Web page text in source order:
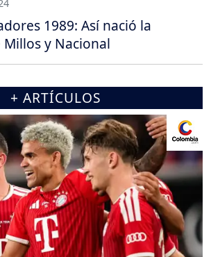
1989: Así nació la
y Nacional
+ ARTÍCULOS